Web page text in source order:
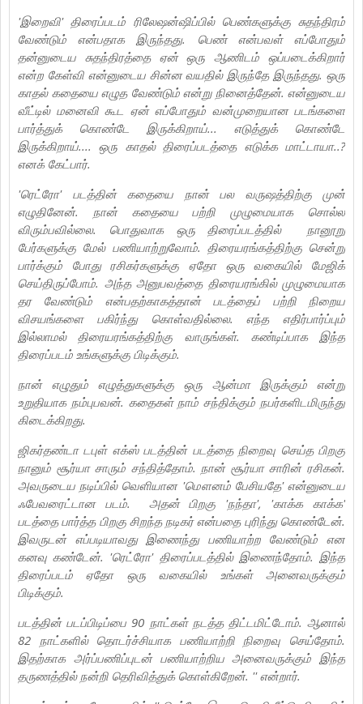
'இறைவி' திரைப்படம் ரிலேஷன்ஷிப்பில் பெண்களுக்கு சுதந்திரம்
வேண்டும் என்பதாக இருந்தது. பெண் என்பவள் எப்போதும்
தன்னுடைய சுதந்திரத்தை ஏன் ஒரு ஆணிடம் ஒப்படைக்கிறார்
என்ற கேள்வி என்னுடைய சின்ன வயதில் இருந்தே இருந்தது. ஒரு
காதல் கதையை எழுத வேண்டும் என்று நினைத்தேன். என்னுடைய
வீட்டில் மனைவி கூட ஏன் எப்போதும் வன்முறையான படங்களை
பார்த்துக் கொண்டே இருக்கிறாய்... எடுத்துக் கொண்டே
இருக்கிறாய்.... ஒரு காதல் திரைப்படத்தை எடுக்க மாட்டாயா..?
எனக் கேட்பார்.
'ரெட்ரோ' படத்தின் கதையை நான் பல வருஷத்திற்கு முன்
எழுதினேன். நான் கதையை பற்றி முழுமையாக சொல்ல
விரும்பவில்லை. பொதுவாக ஒரு திரைப்படத்தில் நானூறு
பேர்களுக்கு மேல் பணியாற்றுவோம். திரையரங்கத்திற்கு சென்று
பார்க்கும் போது ரசிகர்களுக்கு ஏதோ ஒரு வகையில் மேஜிக்
செய்திருப்போம். அந்த அனுபவத்தை திரையரங்கில் முழுமையாக
தர வேண்டும் என்பதற்காகத்தான் படத்தைப் பற்றி நிறைய
விசயங்களை பகிர்ந்து கொள்வதில்லை. எந்த எதிர்பார்ப்பும்
இல்லாமல் திரையரங்கத்திற்கு வாருங்கள். கண்டிப்பாக இந்த
திரைப்படம் உங்களுக்கு பிடிக்கும்.
நான் எழுதும் எழுத்துகளுக்கு ஒரு ஆன்மா இருக்கும் என்று
உறுதியாக நம்புபவன்.‌ கதைகள் நாம் சந்திக்கும் நபர்களிடமிருந்து
கிடைக்கிறது.
ஜிகர்தண்டா டபுள் எக்ஸ் படத்தின் படத்தை நிறைவு செய்த பிறகு
நானும் சூர்யா சாரும் சந்தித்தோம். நான் சூர்யா சாரின் ரசிகன்.
அவருடைய நடிப்பில் வெளியான 'மௌனம் பேசியதே' என்னுடைய
ஃபேவரைட்டான படம். அதன் பிறகு 'நந்தா', 'காக்க காக்க'
படத்தை பார்த்த பிறகு சிறந்த நடிகர் என்பதை புரிந்து கொண்டேன்.
இவருடன் எப்படியாவது இணைந்து பணியாற்ற வேண்டும் என
கனவு கண்டேன். 'ரெட்ரோ' திரைப்படத்தில் இணைந்தோம். இந்த
திரைப்படம் ஏதோ ஒரு வகையில் உங்கள் அனைவருக்கும்
பிடிக்கும்.
படத்தின் படப்பிடிப்பை 90 நாட்கள் நடத்த திட்டமிட்டோம். ஆனால்
82 நாட்களில் தொடர்ச்சியாக பணியாற்றி நிறைவு செய்தோம்.
இதற்காக அர்ப்பணிப்புடன் பணியாற்றிய அனைவருக்கும் இந்த
தருணத்தில் நன்றி தெரிவித்துக் கொள்கிறேன். '' என்றார்.